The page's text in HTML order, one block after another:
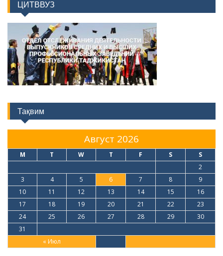
ЦИТВВУЗ
Тақвим
Август 2026
M T W T F S S
« Июл
2
3
4 5 6 7 8
9
10
11 12 13 14 15
16
17
18 19 20 21 22
23
24
25 26 27 28 29
30
31